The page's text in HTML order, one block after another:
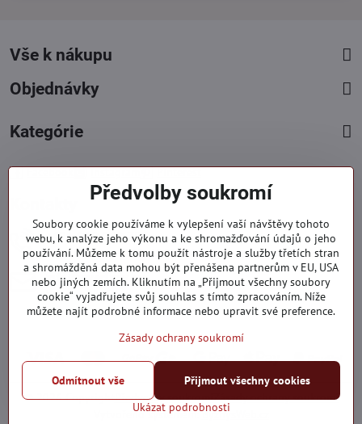
Vše k nákupu
Objednávky
Kategórie
Facebook Instagram Pinterest
+421 919 060 751
Pondělí - Pátek : 09:00 - 15:00 hod.
info​@everlady​.eu
Non stop ( 24/7 )
©2026CopyrightPředvolby soukromíZásady ochrany soukromí
Vytvořeno systémem:ByznysWeb.cz
Předvolby soukromí
Soubory cookie používáme k vylepšení vaší návštěvy tohoto
webu, k analýze jeho výkonu a ke shromažďování údajů o jeho
používání. Můžeme k tomu použít nástroje a služby třetích stran
a shromážděná data mohou být přenášena partnerům v EU, USA
nebo jiných zemích. Kliknutím na „Přijmout všechny soubory
cookie“ vyjadřujete svůj souhlas s tímto zpracováním. Níže
můžete najít podrobné informace nebo upravit své preference.
Zásady ochrany soukromí
Ukázat podrobnosti
Přijmout všechny cookies
Odmítnout vše